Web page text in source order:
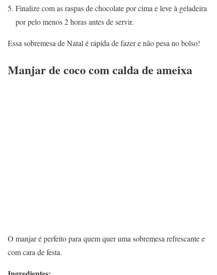
Finalize com as raspas de chocolate por cima e leve à geladeira
por pelo menos 2 horas antes de servir.
Essa sobremesa de Natal é rápida de fazer e não pesa no bolso!
Manjar de coco com calda de ameixa
O manjar é perfeito para quem quer uma sobremesa refrescante e
com cara de festa.